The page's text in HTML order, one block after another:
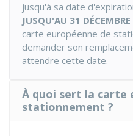
jusqu'à sa date
JUSQU'AU 31
carte européenne de
demander son
attendre cette date.
À quoi sert la carte
stationnement ?